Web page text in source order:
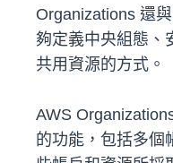
Organizations 還
夠定義中央組態、
共用資源的方式。
AWS
的功能，包括多個